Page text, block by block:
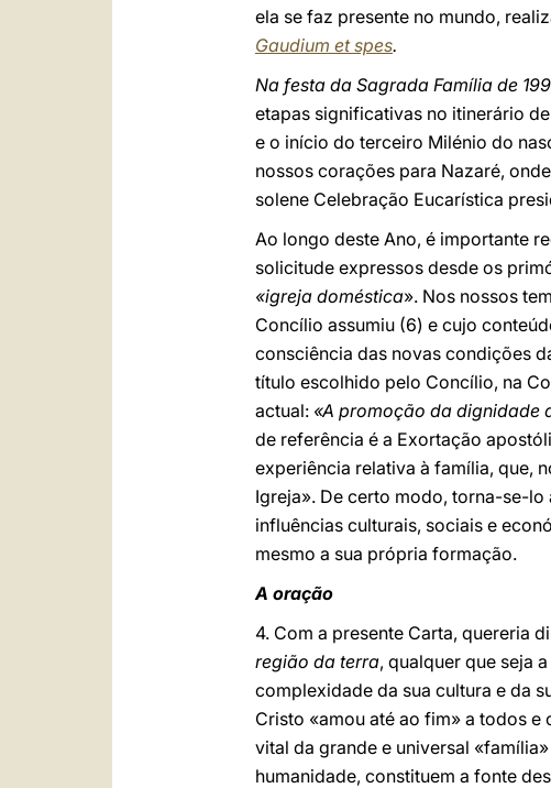
ela se faz presente no mundo,
Gaudium et spes.
Na festa da Sagrada Família de
etapas significativas no itinerário
e o início do terceiro Milénio do
nossos corações para Nazaré,
solene Celebração Eucarística
Ao longo deste Ano, é importante
solicitude expressos desde os
«igreja doméstica». Nos nossos
Concílio assumiu (6) e cujo
consciência das novas condições
título escolhido pelo Concílio, na
actual: «A promoção da dignidade
de referência é a Exortação
experiência relativa à família, que,
Igreja». De certo modo, torna-se-lo
influências culturais, sociais e
mesmo a sua própria formação.
A oração
4. Com a presente Carta, quereria
região da terra, qualquer que seja
complexidade da sua cultura e da
Cristo «amou até ao fim» a todos e
vital da grande e universal
humanidade, constituem a fonte